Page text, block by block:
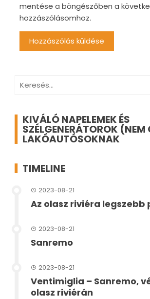
mentése a böngészőben a
hozzászólásomhoz.
Keresés:
KIVÁLÓ NAPELEMEK ÉS
SZÉLGENERÁTOROK
LAKÓAUTÓSOKNAK
TIMELINE
2023-08-21
Az olasz riviéra legszebb
2023-08-21
Sanremo
2023-08-21
Ventimiglia – Sanremo,
olasz riviérán